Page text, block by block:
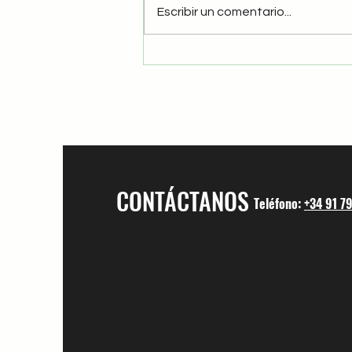
Escribir un comentario...
CONTÁCTANOS Teléfono:+34 91